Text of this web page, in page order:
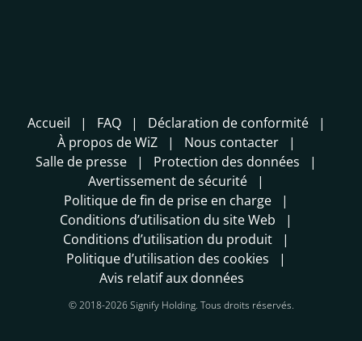
Accueil FAQ
Déclaration de conformité
À propos de WiZ
Nous contacter
Salle de presse
Protection des données
Avertissement de sécurité
Politique de fin de prise en charge
Conditions d’utilisation du site Web
Conditions d’utilisation du produit
Politique d’utilisation des cookies
Avis relatif aux données
© 2018-2026 Signify Holding. Tous droits réservés.